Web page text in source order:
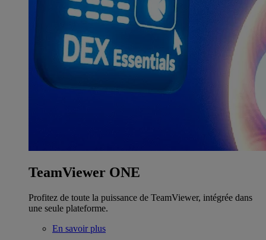
TeamViewer ONE
Profitez de toute la puissance de TeamViewer, intégrée dans
une seule plateforme.
En savoir plus